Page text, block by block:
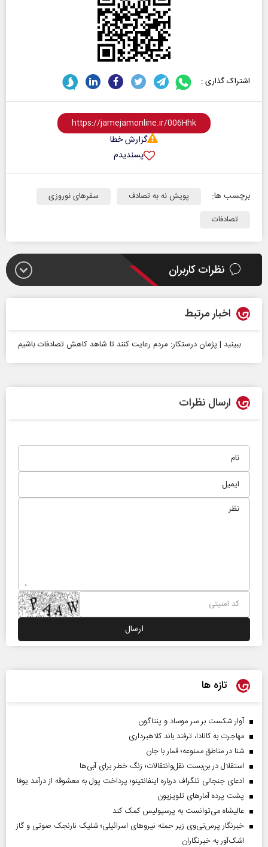
اشتراک گذاری :
گزارش خطا
پسندیدم
برچسب ها: پویش نه به تصادف
سفرهای نوروزی
تصادفات
نظرات کاربران
اخبار مرتبط
ببینید | پژمان درستکار: مردم رعایت کنند تا شاهد کاهش تصادفات باشیم
ارسال نظرات
تازه ها
آوار شکست بر سر موساد و پنتاگون
مهاجرت به کانادا، ترفند باند کلاهبرداری
شنا در مناطق ممنوعه؛ قمار با جان
استقلال در بن‌بست نقل‌وانتقالات؛ زنگ خطر برای آبی‌ها
ادعای جنجالی تلگراف درباره اینفانتینو؛ پرداخت پول به معشوقه از درآمد یوفا
پشت پرده آمارهای تلویزیون
عالیشاه می‌توانست به پرسپولیس کمک کند
خبرنگار پرس‌تی‌وی زیر حمله نیروهای اسرائیلی؛ شلیک نارنجک صوتی و گاز
اشک‌آور به خبرنگاران